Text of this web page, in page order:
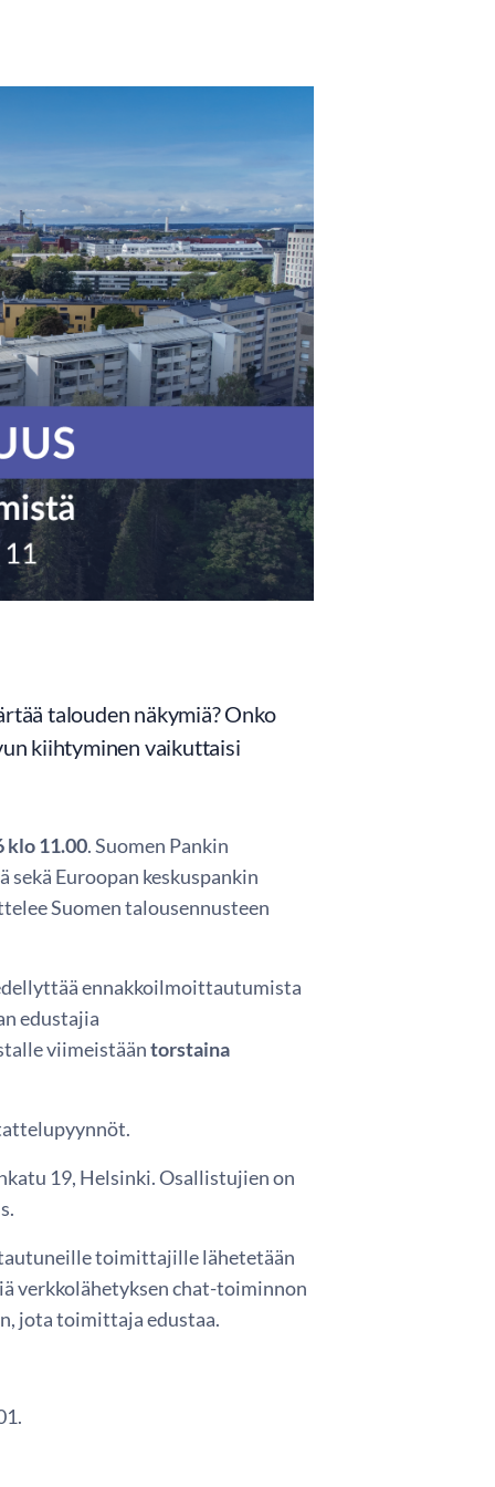
talouden näkymiä? Onko
kiihtyminen vaikuttaisi
klo 11.00. Suomen Pankin
Euroopan keskuspankin
Suomen talousennusteen
ennakkoilmoittautumista
edustajia
viimeistääntorstaina
19, Helsinki. Osallistujien on
toimittajille lähetetään
verkkolähetyksen chat-toiminnon
jota toimittaja edustaa.